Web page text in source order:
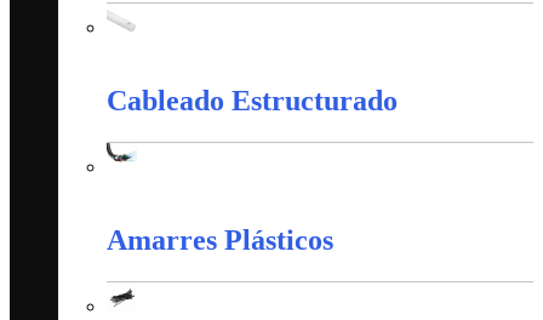
Cableado Estructurado
Amarres Plásticos